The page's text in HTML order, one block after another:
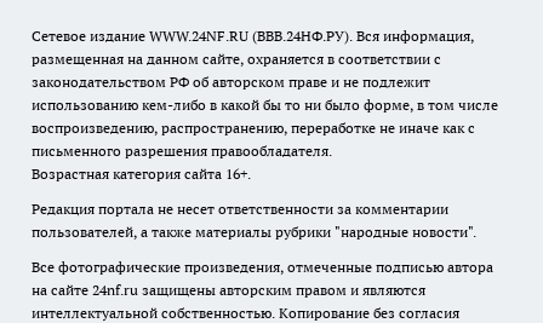
Сетевое издание WWW.24NF.RU (ВВВ.24НФ.РУ). Вся информация,
размещенная на данном сайте, охраняется в соответствии с
законодательством РФ об авторском праве и не подлежит
использованию кем-либо в какой бы то ни было форме, в том числе
воспроизведению, распространению, переработке не иначе как с
письменного разрешения правообладателя.
Возрастная категория сайта 16+.
Редакция портала не несет ответственности за комментарии
пользователей, а также материалы рубрики "народные новости".
Все фотографические произведения, отмеченные подписью автора
на сайте 24nf.ru защищены авторским правом и являются
интеллектуальной собственностью. Копирование без согласия